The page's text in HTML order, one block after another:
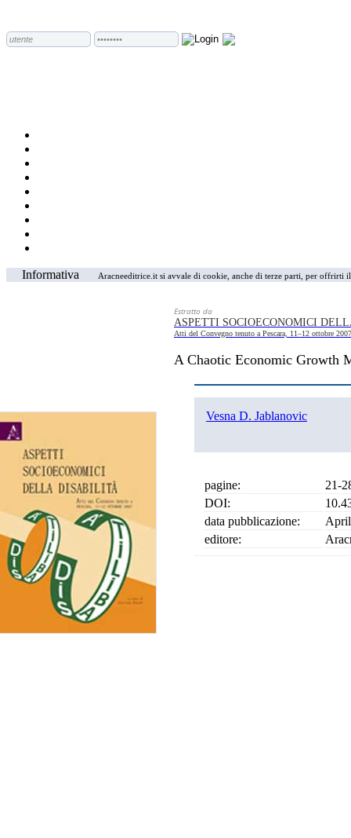
Informativa Aracneeditrice.it si avvale di cookie, anche di terze parti, per
Estratto da
ASPETTI SOCIOECONOMICI
Atti del Convegno tenuto a Pescara, 11–12 ottobre 2007
A Chaotic Economic Growth
Vesna D. Jablanovic
pagine:
21-
DOI:
data pubblicazione:
editore: